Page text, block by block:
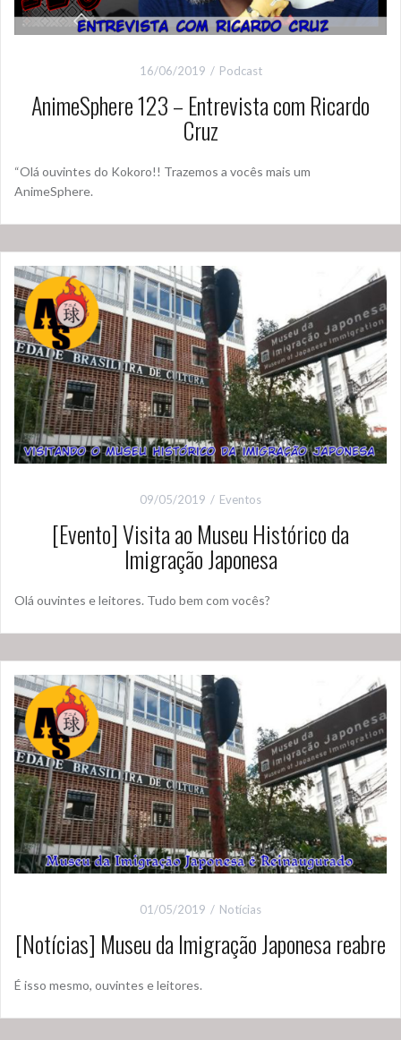
16/06/2019 Podcast
AnimeSphere 123 – Entrevista com Ricardo
Cruz
“Olá ouvintes do Kokoro!! Trazemos a vocês mais um
AnimeSphere.
09/05/2019 Eventos
[Evento] Visita ao Museu Histórico da
Imigração Japonesa
Olá ouvintes e leitores. Tudo bem com vocês?
01/05/2019 Notícias
[Notícias] Museu da Imigração Japonesa reabre
É isso mesmo, ouvintes e leitores.